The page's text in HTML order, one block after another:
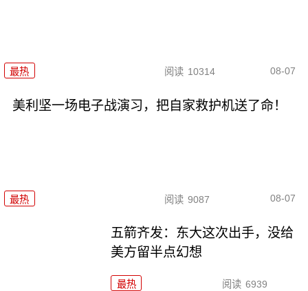
最热 阅读 10314 08-07
美利坚一场电子战演习，把自家救护机送了命！
最热 阅读 9087 08-07
五箭齐发：东大这次出手，没给
美方留半点幻想
最热 阅读 6939